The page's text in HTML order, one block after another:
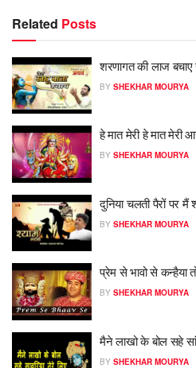
Related Posts
शरणागत की लाज बचाए
BY SHEKHAR MOURYA
हे मात मेरी हे मात मेरी
BY SHEKHAR MOURYA
दुनिया चलती पैरों पर मैं
BY SHEKHAR MOURYA
प्रेम से भावो से कन्हैया
BY SHEKHAR MOURYA
मैने लाखो के बोल सहे
BY SHEKHAR MOURYA